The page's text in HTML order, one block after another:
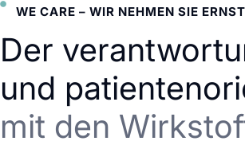
WE CARE – WIR NEHMEN SIE
Der
und
mit den